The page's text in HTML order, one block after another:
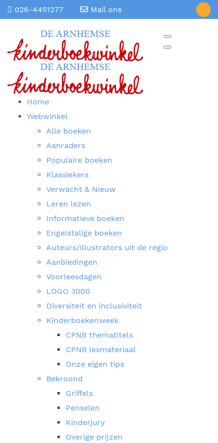
026-4451277 Mail ons
Home
Webwinkel
Alle boeken
Aanraders
Populaire boeken
Klassiekers
Verwacht & Nieuw
Leren lezen
Informatieve boeken
Engelstalige boeken
Auteurs/illustrators uit de regio
Aanbiedingen
Voorleesdagen
LOGO 3000
Diversiteit en inclusiviteit
Kinderboekenweek
CPNB thematitels
CPNB lesmateriaal
Onze eigen tips
Bekroond
Griffels
Penselen
Kinderjury
Overige prijzen